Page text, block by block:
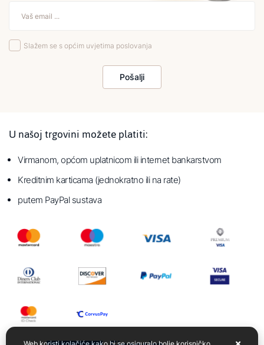
Slažem se s općim uvjetima poslovanja
Pošalji
U našoj trgovini možete platiti:
Virmanom, općom uplatnicom ili internet bankarstvom
Kreditnim karticama (jednokratno ili na rate)
putem PayPal sustava